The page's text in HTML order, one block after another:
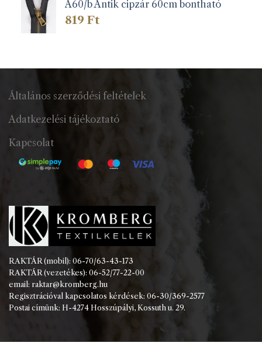
A60/b Antik cipzár 60cm bontható
819 Ft
Általános szerződési feltételek
Adatkezelési tájékoztató
Kapcsolat
RAKTÁR (mobil): 06-70/63-43-173
RAKTÁR (vezetékes): 06-52/77-22-00
email: raktar@kromberg.hu
Regisztrációval kapcsolatos kérdések: 06-30/369-2577
Postai címünk: H-4274 Hosszúpályi, Kossuth u. 29.